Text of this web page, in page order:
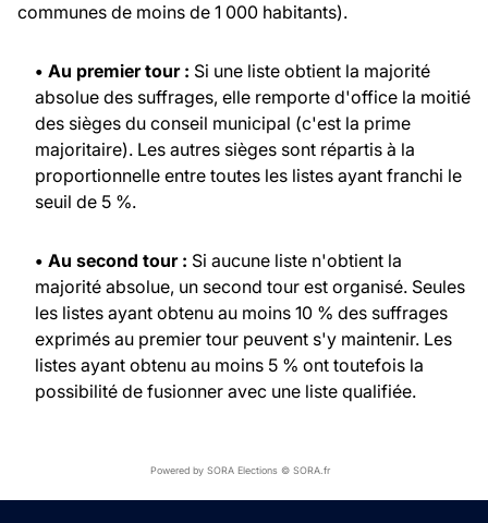
communes de moins de 1 000 habitants).
• Au premier tour : Si une liste obtient la majorité
absolue des suffrages, elle remporte d'office la moitié
des sièges du conseil municipal (c'est la prime
majoritaire). Les autres sièges sont répartis à la
proportionnelle entre toutes les listes ayant franchi le
seuil de 5 %.
• Au second tour : Si aucune liste n'obtient la
majorité absolue, un second tour est organisé. Seules
les listes ayant obtenu au moins 10 % des suffrages
exprimés au premier tour peuvent s'y maintenir. Les
listes ayant obtenu au moins 5 % ont toutefois la
possibilité de fusionner avec une liste qualifiée.
Powered by SORA Elections © SORA.fr